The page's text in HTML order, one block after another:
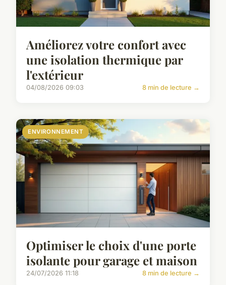
Améliorez votre confort avec
une isolation thermique par
l'extérieur
04/08/2026 09:03 8 min de lecture →
ENVIRONNEMENT
Optimiser le choix d'une porte
isolante pour garage et maison
24/07/2026 11:18 8 min de lecture →